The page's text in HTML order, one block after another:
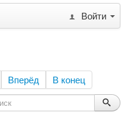
Войти
Вперёд В конец